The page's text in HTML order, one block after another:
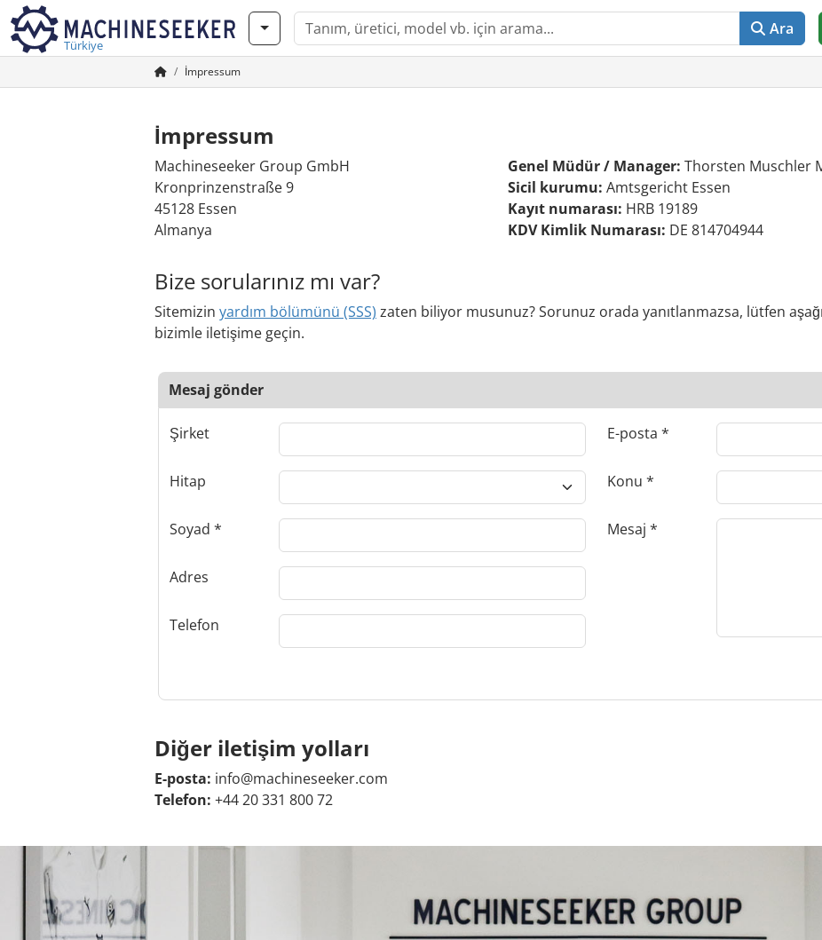
Türkiye
Ara
İmpressum
İmpressum
Machineseeker Group GmbH
Kronprinzenstraße 9
45128 Essen
Almanya
Genel Müdür / Manager: Thorsten Muschler
Sicil kurumu: Amtsgericht Essen
Kayıt numarası: HRB 19189
KDV Kimlik Numarası: DE 814704944
Bize sorularınız mı var?
Sitemizin yardım bölümünü (SSS) zaten biliyor musunuz? Sorunuz orada yanıtlanmazsa, lütfen
bizimle iletişime geçin.
Mesaj gönder
Şirket
Hitap
Soyad
Adres
Telefon
E-posta
Konu
Mesaj
Diğer iletişim yolları
E-posta: info@machineseeker.com
Telefon: +44 20 331 800 72